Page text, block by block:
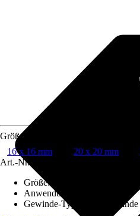
Größe
16 x 16 mm
20 x 20 mm
Art.-Nr.
Größe:
Anwendung
Gewinde-Typ
Ohne Gewinde